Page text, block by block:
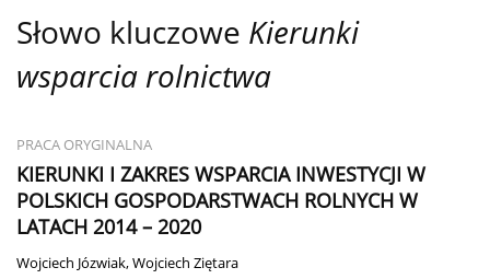
Słowo kluczowe Kierunki
wsparcia rolnictwa
PRACA ORYGINALNA
KIERUNKI I ZAKRES WSPARCIA INWESTYCJI W
POLSKICH GOSPODARSTWACH ROLNYCH W
LATACH 2014 – 2020
Wojciech Józwiak,Wojciech Ziętara